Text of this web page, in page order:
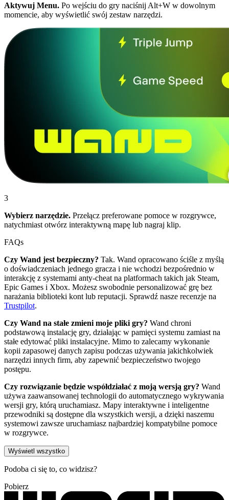
Aktywuj Menu. Po wejściu do gry naciśnij Alt+W w dowolnym
momencie, aby wyświetlić swój zestaw narzędzi.
3
Wybierz narzędzie. Przełącz preferowane pomoce w rozgrywce,
natychmiast otwórz interaktywną mapę lub nagraj klip.
FAQs
Czy Wand jest bezpieczny? Tak. Wand opracowano ściśle z myślą
o doświadczeniach jednego gracza i nie wchodzi bezpośrednio w
interakcję z systemami anty-cheat na platformach takich jak Steam,
Epic Games i Xbox. Możesz swobodnie personalizować grę bez
narażania biblioteki kont lub reputacji. Sprawdź nasze recenzje na
Trustpilot.
Czy Wand na stałe zmieni moje pliki gry? Wand chroni
podstawową instalację gry, działając w pamięci systemu zamiast na
stałe edytować pliki instalacyjne. Mimo to zalecamy wykonanie
kopii zapasowej danych zapisu podczas używania jakichkolwiek
narzędzi innych firm, aby zapewnić bezpieczeństwo twojego
postępu.
Czy rozwiązanie będzie współdziałać z moją wersją gry? Wand
używa zaawansowanej technologii do automatycznego wykrywania
wersji gry, którą uruchamiasz. Mapy interaktywne i inteligentne
przewodniki są dostępne dla wszystkich wersji, a dzięki naszemu
systemowi zawsze uruchamiasz najbardziej kompatybilne pomoce
w rozgrywce.
Wyświetl wszystko
Podoba ci się to, co widzisz?
Pobierz